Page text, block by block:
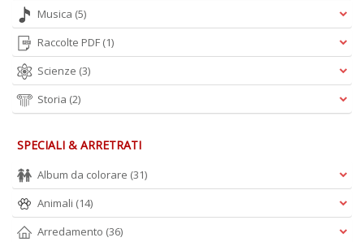
Musica (5)
Raccolte PDF (1)
Scienze (3)
Storia (2)
SPECIALI & ARRETRATI
Album da colorare (31)
Animali (14)
Arredamento (36)